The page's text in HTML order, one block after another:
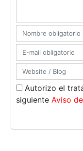
Autorizo el
siguiente Aviso